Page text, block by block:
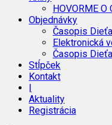
HOVORME
Objednávky
Časopis Dieťa
Elektronická
Časopis
Stĺpček
Kontakt
|
Aktuality
Registrácia